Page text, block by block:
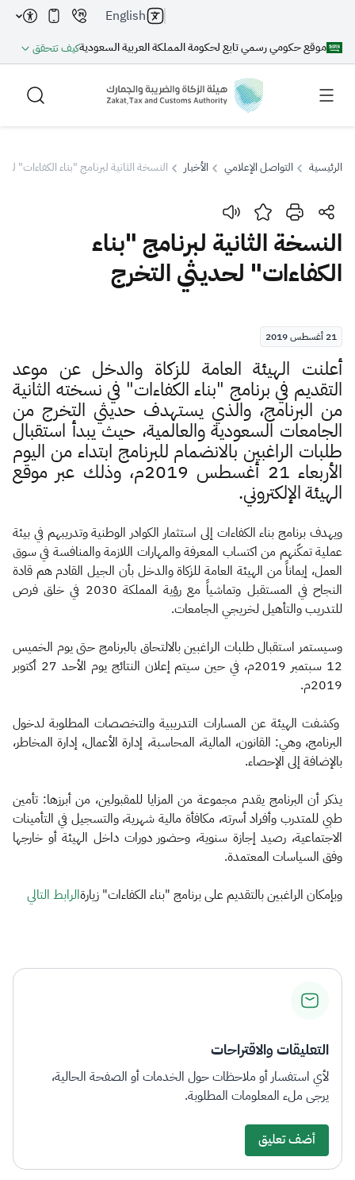
موقع حكومي رسمي تابع لحكومة المملكة العربية السعوديةكيف تتحقق
English
بحث
بحث بحث AI
اقتراحات
الجمارك
ضريبة القيمة المضافة
الإقرار الضريبي
التصرفات العقارية
الرئيسية التواصل الإعلامي الأخبار النسخة الثانية لبرنامج "بناء الكفاءات"
النسخة الثانية لبرنامج "بناء
الكفاءات" لحديثي التخرج
21 أغسطس 2019
​​أعلنت الهيئة العامة للزكاة والدخل عن موعد
التقديم في برنامج "بناء الكفاءات" في نسخته الثانية
من البرنامج، والذي يستهدف حديثي التخرج من
الجامعات السعودية والعالمية، حيث يبدأ استقبال
طلبات الراغبين بالانضمام للبرنامج ابتداء من اليوم
الأربعاء 21 أغسطس 2019م، وذلك عبر موقع
الهيئة الإلكتروني.
ويهدف برنامج بناء الكفاءات إلى استثمار الكوادر الوطنية وتدريبهم في بيئة
عملية تمكّنهم من اكتساب المعرفة والمهارات اللازمة والمنافسة في سوق
العمل، إيماناً من الهيئة العامة للزكاة والدخل بأن الجيل القادم هم قادة
النجاح في المستقبل وتماشياً مع رؤية المملكة 2030 في خلق فرص
للتدريب والتأهيل لخريجي الجامعات.​
وسيستمر استقبال طلبات الراغبين بالالتحاق بالبرنامج حتى يوم الخميس
12 سبتمبر 2019م، في حين سيتم إعلان النتائج يوم الأحد 27 أكتوبر
2019م.
وكشفت الهيئة عن المسارات التدريبية والتخصصات المطلوبة لدخول
البرنامج، وهي: القانون، المالية، المحاسبة، إدارة الأعمال، إدارة المخاطر،
بالإضافة إلى الإحصاء.
يذكر أن البرنامج يقدم مجموعة من المزايا للمقبولين، من أبرزها: تأمين
طبي للمتدرب وأفراد أسرته، مكافأة مالية شهرية، والتسجيل في التأمينات
الاجتماعية، رصيد إجازة سنوية، وحضور دورات داخل الهيئة أو خارجها
وفق السياسات المعتمدة.
وبإمكان الراغبين بالتقديم على برنامج "بناء الكفاءات" زيارةالرا​ب​​​​ط التالي
التعليقات والاقتراحات
لأي استفسار أو ملاحظات حول الخدمات أو الصفحة الحالية،
يرجى ملء المعلومات المطلوبة.
أضف تعليق